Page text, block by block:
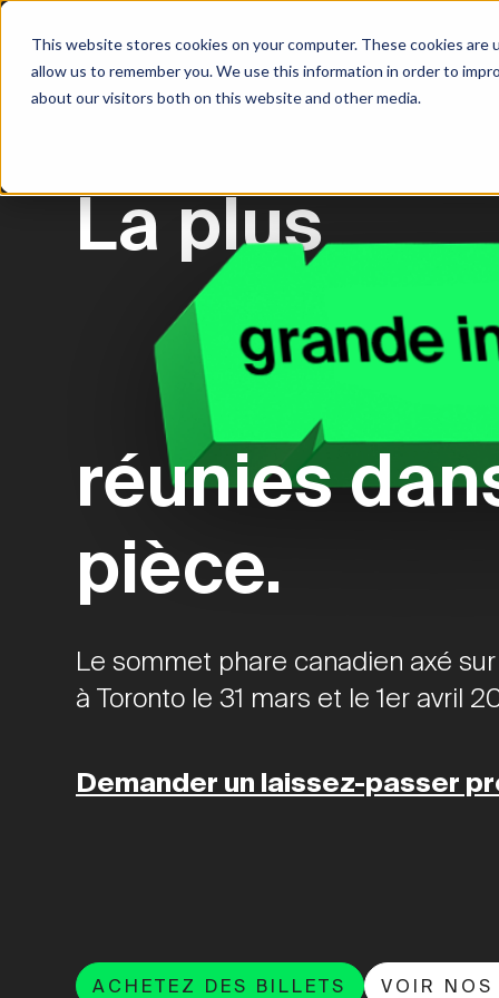
This website stores cookies on your computer. These cookies
allow us to remember you. We use this information in order to
about our visitors both on this website and other media.
La plus
réunies
pièce.
Le sommet phare canadien axé
à Toronto le 31 mars et le 1er avril
Demander un laissez-passer
ACHETEZ DES BILLETS VOIR NOS
NOUVEAU.
NOUVEAU.
NOUVEAU.
NOUVEAU.
NOUVEAU.
NOUVEAU.
NOUVEAU.
NOUVEAU.
NOUVEAU.
NOUVEAU.
NOUVEAU.
NOUVEAU.
NOUVEAU.
NOUVEAU.
NOUVEAU.
NOUVEAU.
NOUVEAU.
NOUVEAU.
NOUVEAU.